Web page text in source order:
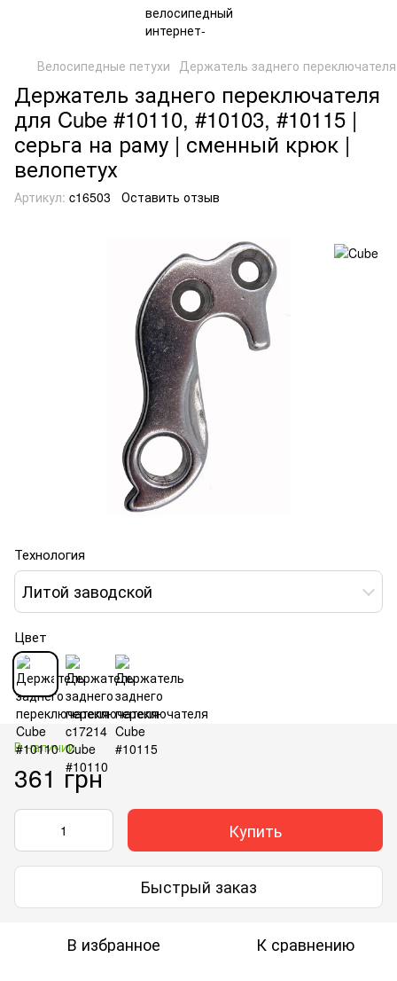
Велосипедные петухи Держатель заднего
Держатель заднего переключателя
для Cube #10110, #10103, #10115 |
серьга на раму | сменный крюк |
велопетух
Артикул: c16503 Оставить отзыв
Технология
Литой заводской
Цвет
В наличии
361 грн
Купить
Быстрый заказ
В избранное К сравнению